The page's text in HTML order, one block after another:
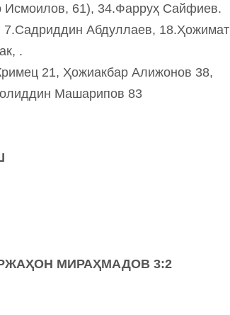
Исмоилов, 61), 34.Фарруҳ Сайфиев.
Абдуллаев, 18.Ҳожимат
.
21, Ҳожиакбар Алижонов 38,
Машарипов 83
МИРАҲМАДОВ 3:2